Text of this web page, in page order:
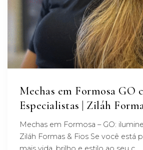
Mechas em Formosa GO
Especialistas | Ziláh
Mechas em Formosa – GO:
Ziláh Formas & Fios Se você está